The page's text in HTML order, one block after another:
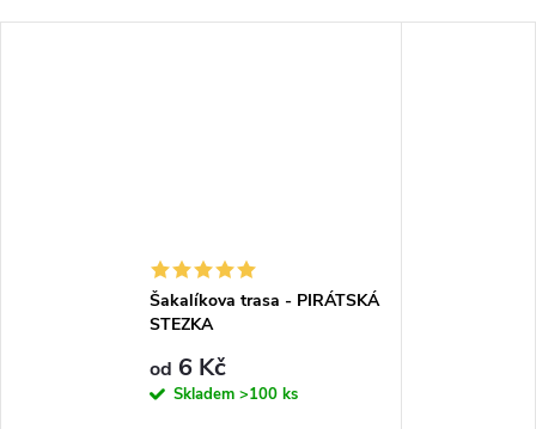
Šakalíkova trasa - PIRÁTSKÁ
STEZKA
od 6 Kč
Skladem >100 ks